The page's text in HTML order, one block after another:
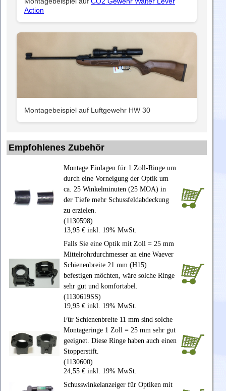
Action
Montagebeispiel auf Luftgewehr HW 30
Empfohlenes Zubehör
Montage Einlagen für 1 Zoll-Ringe um
durch eine Vorneigung der Optik um
ca. 25 Winkelminuten (25 MOA) in
der Tiefe mehr Schussfeldabdeckung
zu erzielen.
(1130598)
13,95 € inkl. 19% MwSt.
Falls Sie eine Optik mit Zoll = 25 mm
Mittelrohrdurchmesser an eine Waever
Schienenbreite 21 mm (H15)
befestigen möchten, wäre solche Ringe
sehr gut und komfortabel.
(1130619SS)
19,95 € inkl. 19% MwSt.
Für Schienenbreite 11 mm sind solche
Montageringe 1 Zoll = 25 mm sehr gut
geeignet. Diese Ringe haben auch einen
Stopperstift.
(1130600)
24,55 € inkl. 19% MwSt.
Schusswinkelanzeiger für Optiken mit